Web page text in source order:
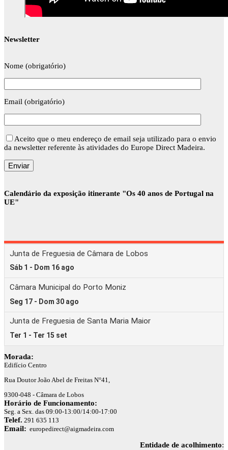
Newsletter
Nome (obrigatório)
Email (obrigatório)
Aceito que o meu endereço de email seja utilizado para o envio
da newsletter referente às atividades do Europe Direct Madeira.
Calendário da exposição itinerante "Os 40 anos de Portugal na
UE"
Morada:
Edifício Centro
Rua Doutor João Abel de Freitas N°41,
9300-048 - Câmara de Lobos
Horário de Funcionamento:
Seg. a Sex. das 09:00-13:00/14:00-17:00
Telef. 291 635 113
Email: europedirect@aigmadeira.com
Entidade de acolhimento: